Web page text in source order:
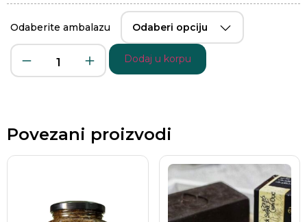
Odaberite ambalazu
Dodaj u korpu
Povezani proizvodi